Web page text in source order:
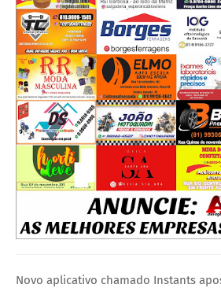
Novo aplicativo chamado Instants